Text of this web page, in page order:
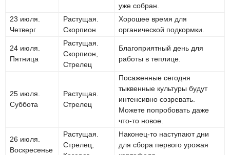
уже собран.
23 июля.
Четверг
Растущая.
Скорпион
Хорошее время для
органической подкормки.
24 июля.
Пятница
Растущая.
Скорпион,
Стрелец
Благоприятный день для
работы в теплице.
25 июля.
Суббота
Растущая.
Стрелец
Посаженные сегодня
тыквенные культуры будут
интенсивно созревать.
Можете попробовать даже
что-то новое.
26 июля.
Воскресенье
Растущая.
Стрелец,
Наконец-то наступают дни
для сбора первого урожая